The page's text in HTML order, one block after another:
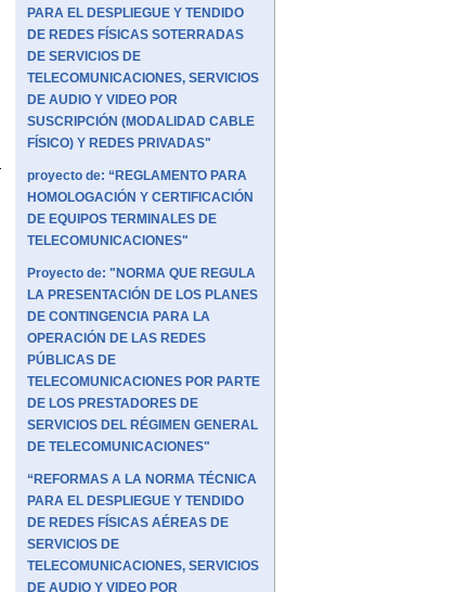
PARA EL DESPLIEGUE Y TENDIDO
DE REDES FÍSICAS SOTERRADAS
DE SERVICIOS DE
TELECOMUNICACIONES, SERVICIOS
DE AUDIO Y VIDEO POR
SUSCRIPCIÓN (MODALIDAD CABLE
FÍSICO) Y REDES PRIVADAS"
proyecto de: “REGLAMENTO PARA
HOMOLOGACIÓN Y CERTIFICACIÓN
DE EQUIPOS TERMINALES DE
TELECOMUNICACIONES"
Proyecto de: "NORMA QUE REGULA
LA PRESENTACIÓN DE LOS PLANES
DE CONTINGENCIA PARA LA
OPERACIÓN DE LAS REDES
PÚBLICAS DE
TELECOMUNICACIONES POR PARTE
DE LOS PRESTADORES DE
SERVICIOS DEL RÉGIMEN GENERAL
DE TELECOMUNICACIONES"
“REFORMAS A LA NORMA TÉCNICA
PARA EL DESPLIEGUE Y TENDIDO
DE REDES FÍSICAS AÉREAS DE
SERVICIOS DE
TELECOMUNICACIONES, SERVICIOS
DE AUDIO Y VIDEO POR